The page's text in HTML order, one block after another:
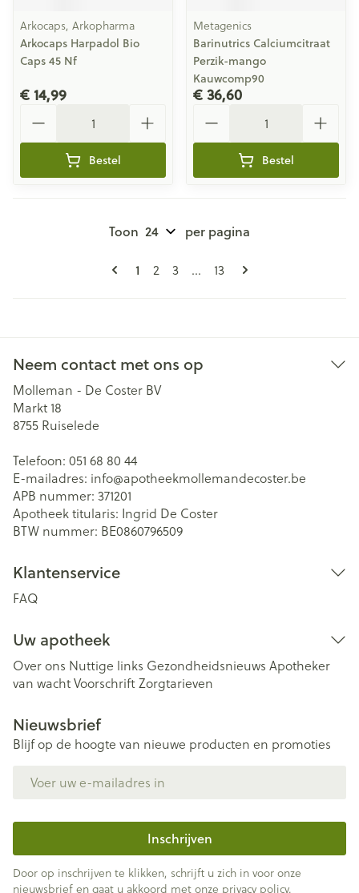
Arkocaps, Arkopharma
Arkocaps Harpadol Bio
Caps 45 Nf
€ 14,99
Bestel
Metagenics
Barinutrics Calciumcitraat
Perzik-mango
Kauwcomp90
€ 36,60
Bestel
Pagina's
U lees momenteel pagina
1 Pagina
2 Pagina
3 ... Pagina
13
Toon per pagina
Neem contact met ons op
Molleman - De Coster BV
Markt 18
8755 Ruiselede
Telefoon: 051 68 80 44
E-mailadres: info@apotheekmollemandecoster.be
APB nummer: 371201
Apotheek titularis: Ingrid De Coster
BTW nummer: BE0860796509
Klantenservice
FAQ
Uw apotheek
Over ons Nuttige links Gezondheidsnieuws Apotheker
van wachtVoorschriftZorgtarieven
Nieuwsbrief
Blijf op de hoogte van nieuwe producten en promoties
Inschrijven
Door op inschrijven te klikken, schrijft u zich in voor onze
nieuwsbrief en gaat u akkoord met onze privacy policy.